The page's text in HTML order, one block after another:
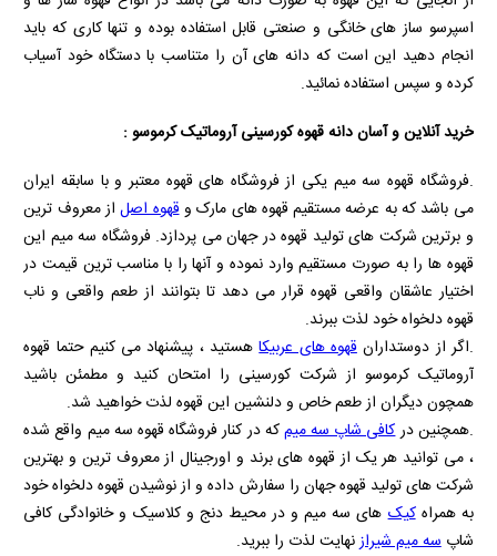
اسپرسو ساز های خانگی و صنعتی قابل استفاده بوده و تنها کاری که باید
انجام دهید این است که دانه های آن را متناسب با دستگاه خود آسیاب
کرده و سپس استفاده نمائید.
خرید آنلاین و آسان دانه قهوه کورسینی آروماتیک کرموسو :
.فروشگاه قهوه سه میم یکی از فروشگاه های قهوه معتبر و با سابقه ایران
می باشد که به عرضه مستقیم قهوه های مارک وقهوه اصلاز معروف ترین
و برترین شرکت های تولید قهوه در جهان می پردازد. فروشگاه سه میم این
قهوه ها را به صورت مستقیم وارد نموده و آنها را با مناسب ترین قیمت در
اختیار عاشقان واقعی قهوه قرار می دهد تا بتوانند از طعم واقعی و ناب
قهوه دلخواه خود لذت ببرند.
.اگر از دوستدارانقهوه های عربیکاهستید ، پیشنهاد می کنیم حتما قهوه
آروماتیک کرموسو از شرکت کورسینی را امتحان کنید و مطمئن باشید
همچون دیگران از طعم خاص و دلنشین این قهوه لذت خواهید شد.
.همچنین درکافی شاپ سه میمکه در کنار فروشگاه قهوه سه میم واقع شده
، می توانید هر یک از قهوه های برند و اورجینال از معروف ترین و بهترین
شرکت های تولید قهوه جهان را سفارش داده و از نوشیدن قهوه دلخواه خود
به همراهکیکهای سه میم و در محیط دنج و کلاسیک و خانوادگی کافی
شاپسه میم شیرازنهایت لذت را ببرید.